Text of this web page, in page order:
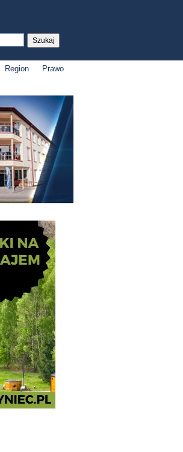
Region
Prawo